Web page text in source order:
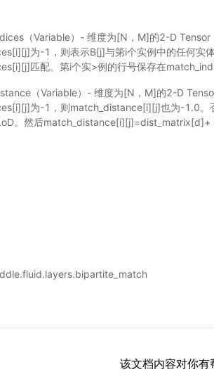
（Variable）- 维度为[N，M]的2-D
为-1，则表示B[j]与第i个实例中的任何实
匹配。第i个实>例的行号保存在
（Variable）- 维度为[N，M]的2-D
为-1，则match_distance[i][j]也为-1.0。
。然后match_distance[i][j]=dist_matrix[d]+
该文档内容对你有